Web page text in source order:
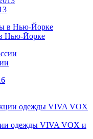
Нью-Йорке
одежды VIVA VOX и